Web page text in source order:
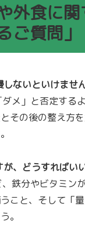
外食に関
ご質問」
ないといけませ
メ」と否定する
その後の整え方
、どうすればい
鉄分やビタミン
こと、そして「
。